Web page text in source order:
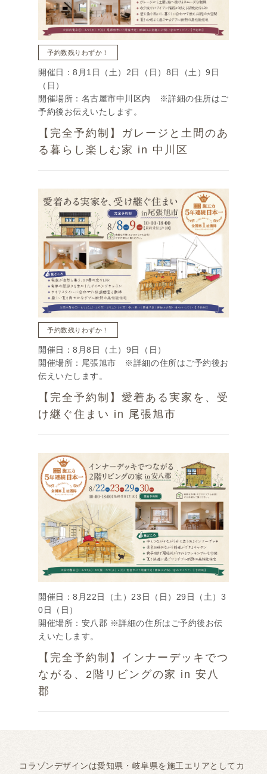
予約数残りわずか！
開催日：8月1日（土）2日（日）8日（土）9日
（日）
開催場所：名古屋市中川区内 ※詳細の住所はご
予約後お伝えいたします。
【完全予約制】ガレージと土間のあ
る暮らし楽しむ家 in 中川区
予約数残りわずか！
開催日：8月8日（土）9日（日）
開催場所：尾張旭市 ※詳細の住所はご予約後お
伝えいたします。
【完全予約制】愛着ある実家を、受
け継ぐ住まい in 尾張旭市
開催日：8月22日（土）23日（日）29日（土）3
0日（日）
開催場所：安八郡 ※詳細の住所はご予約後お伝
えいたします。
【完全予約制】インナーデッキでつ
ながる、2階リビングの家 in 安八
郡
コラゾンデザインは愛知県・岐阜県を施工エリアとしてカ